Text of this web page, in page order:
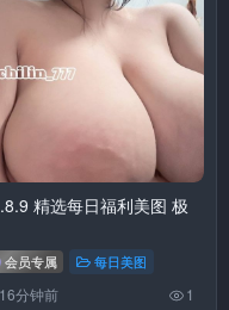
精选每日福利美图 极
会员专属 每日美图
16分钟前 1